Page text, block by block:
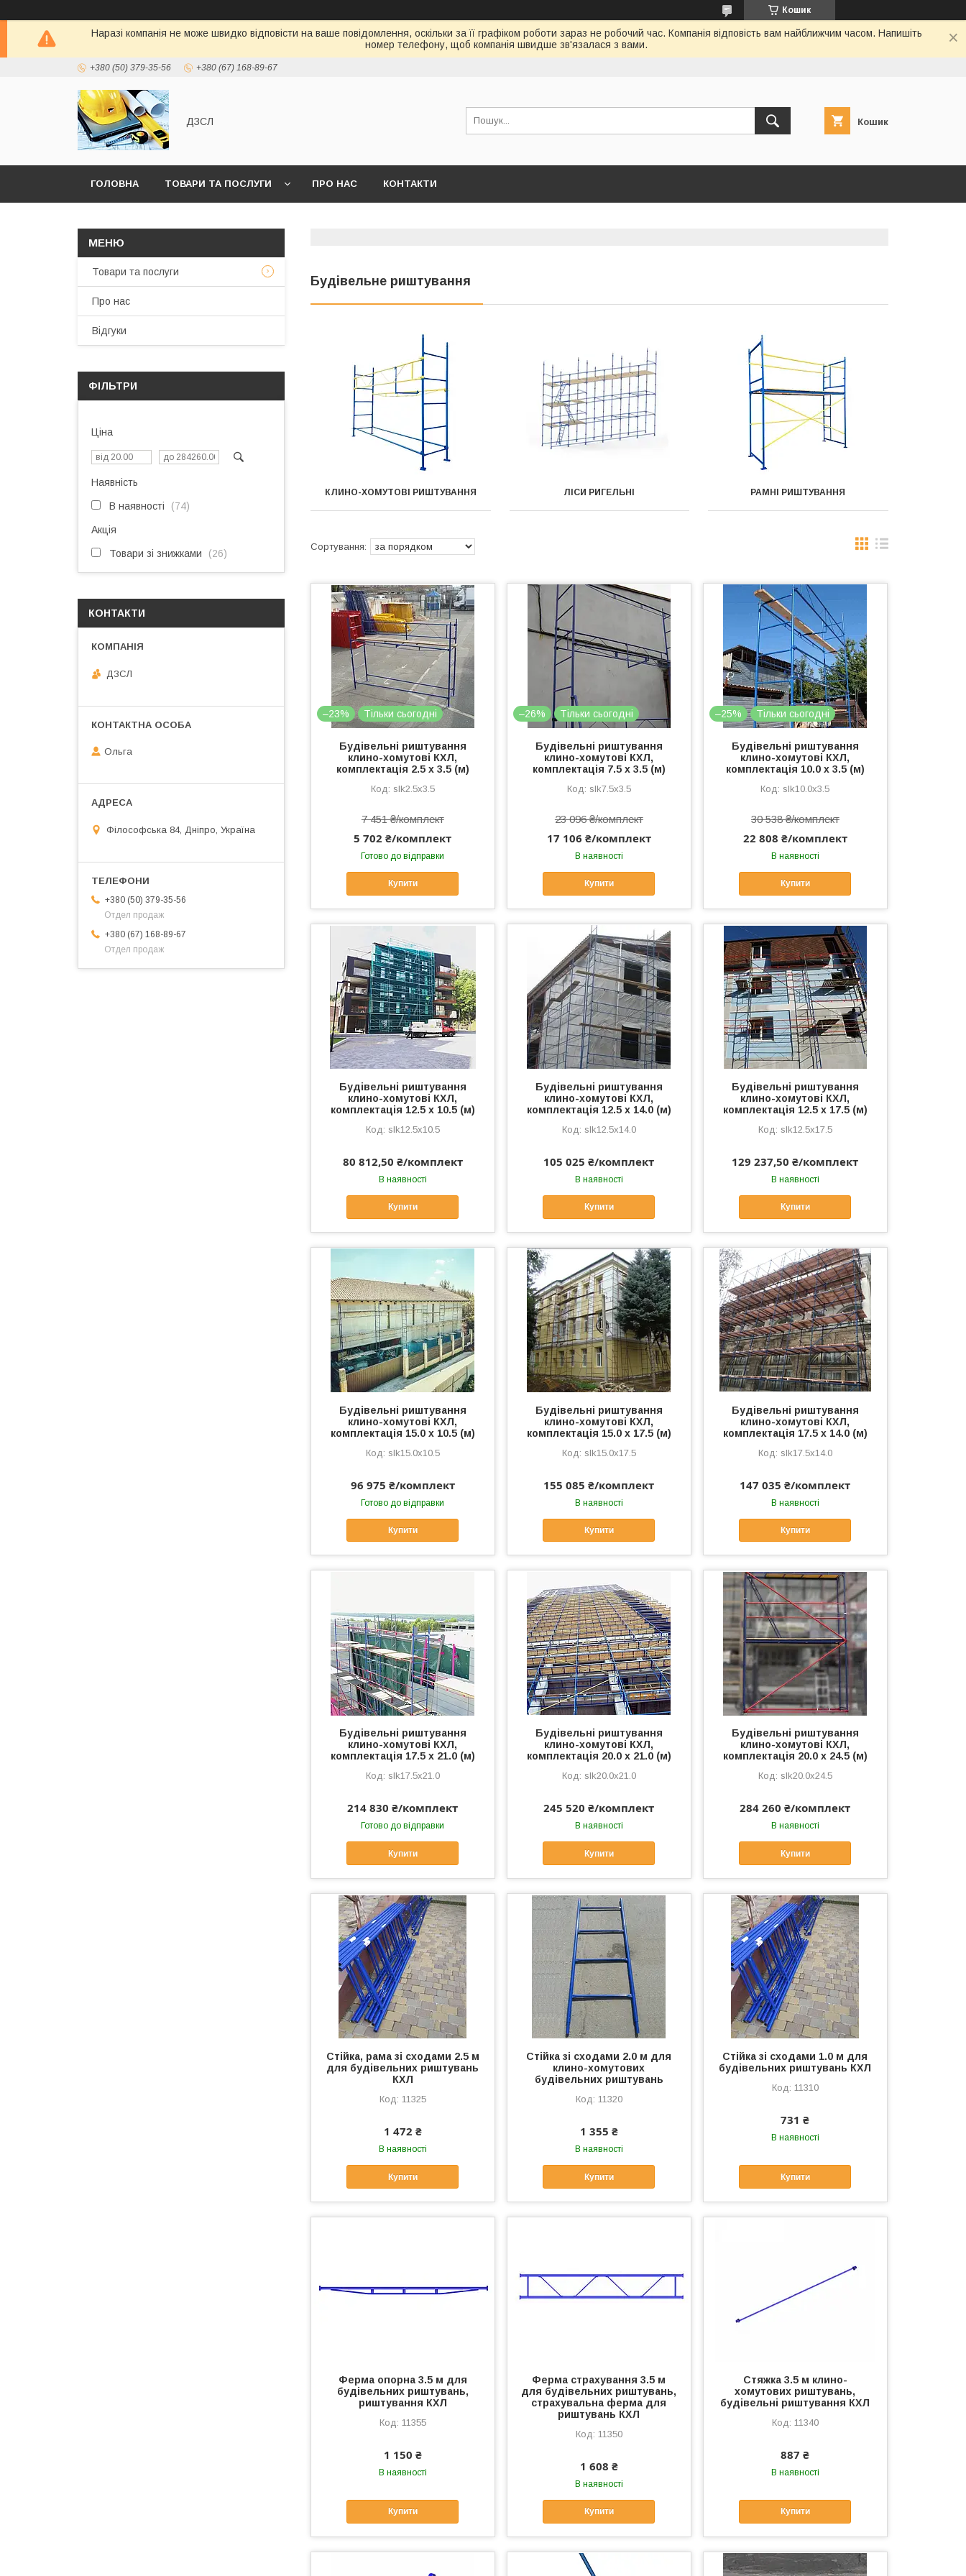
Кошик
Наразі компанія не може швидко відповісти на ваше повідомлення, оскільки за її графіком роботи зараз не робочий час. Компанія відповість вам найближчим часом. Напишіть
номер телефону, щоб компанія швидше зв'язалася з вами.
+380 (50) 379-35-56 +380 (67) 168-89-67
ДЗСЛ Кошик
ГОЛОВНА ТОВАРИ ТА ПОСЛУГИ ПРО НАС КОНТАКТИ
Будівельне риштування
КЛИНО-ХОМУТОВІ РИШТУВАННЯ ЛІСИ РИГЕЛЬНІ РАМНІ РИШТУВАННЯ
–23% Тільки сьогодні
Будівельні риштування
клино-хомутові КХЛ,
комплектація 2.5 х 3.5 (м)
slk2.5x3.5
7 451 ₴/комплект
5 702 ₴/комплект
Готово до відправки
Купити
–26% Тільки сьогодні
Будівельні риштування
клино-хомутові КХЛ,
комплектація 7.5 х 3.5 (м)
slk7.5x3.5
23 096 ₴/комплект
17 106 ₴/комплект
В наявності
Купити
–25% Тільки сьогодні
Будівельні риштування
клино-хомутові КХЛ,
комплектація 10.0 х 3.5 (м)
slk10.0x3.5
30 538 ₴/комплект
22 808 ₴/комплект
В наявності
Купити
Будівельні риштування
клино-хомутові КХЛ,
комплектація 12.5 х 10.5 (м)
slk12.5x10.5
80 812,50 ₴/комплект
В наявності
Купити
Будівельні риштування
клино-хомутові КХЛ,
комплектація 12.5 х 14.0 (м)
slk12.5x14.0
105 025 ₴/комплект
В наявності
Купити
Будівельні риштування
клино-хомутові КХЛ,
комплектація 12.5 х 17.5 (м)
slk12.5x17.5
129 237,50 ₴/комплект
В наявності
Купити
Будівельні риштування
клино-хомутові КХЛ,
комплектація 15.0 х 10.5 (м)
slk15.0x10.5
96 975 ₴/комплект
Готово до відправки
Купити
Будівельні риштування
клино-хомутові КХЛ,
комплектація 15.0 х 17.5 (м)
slk15.0x17.5
155 085 ₴/комплект
В наявності
Купити
Будівельні риштування
клино-хомутові КХЛ,
комплектація 17.5 х 14.0 (м)
slk17.5x14.0
147 035 ₴/комплект
В наявності
Купити
Будівельні риштування
клино-хомутові КХЛ,
комплектація 17.5 х 21.0 (м)
slk17.5x21.0
214 830 ₴/комплект
Готово до відправки
Купити
Будівельні риштування
клино-хомутові КХЛ,
комплектація 20.0 х 21.0 (м)
slk20.0x21.0
245 520 ₴/комплект
В наявності
Купити
Будівельні риштування
клино-хомутові КХЛ,
комплектація 20.0 х 24.5 (м)
slk20.0x24.5
284 260 ₴/комплект
В наявності
Купити
Стійка, рама зі сходами 2.5 м
для будівельних риштувань
КХЛ
11325
1 472 ₴
В наявності
Купити
Стійка зі сходами 2.0 м для
клино-хомутових
будівельних риштувань
11320
1 355 ₴
В наявності
Купити
Стійка зі сходами 1.0 м для
будівельних риштувань КХЛ
11310
731 ₴
В наявності
Купити
Ферма опорна 3.5 м для
будівельних риштувань,
риштування КХЛ
11355
1 150 ₴
В наявності
Купити
Ферма страхування 3.5 м
для будівельних риштувань,
страхувальна ферма для
риштувань КХЛ
11350
1 608 ₴
В наявності
Купити
Стяжка 3.5 м клино-
хомутових риштувань,
будівельні риштування КХЛ
11340
887 ₴
В наявності
Купити
Товари та послуги
Про нас
Відгуки
ФІЛЬТРИ
Ціна
Наявність
В наявності 74
Акція
Товари зі знижками 26
КОНТАКТИ
ДЗСЛ
Ольга
Філософська 84, Дніпро, Україна
+380 (50) 379-35-56
Отдел продаж
+380 (67) 168-89-67
Отдел продаж